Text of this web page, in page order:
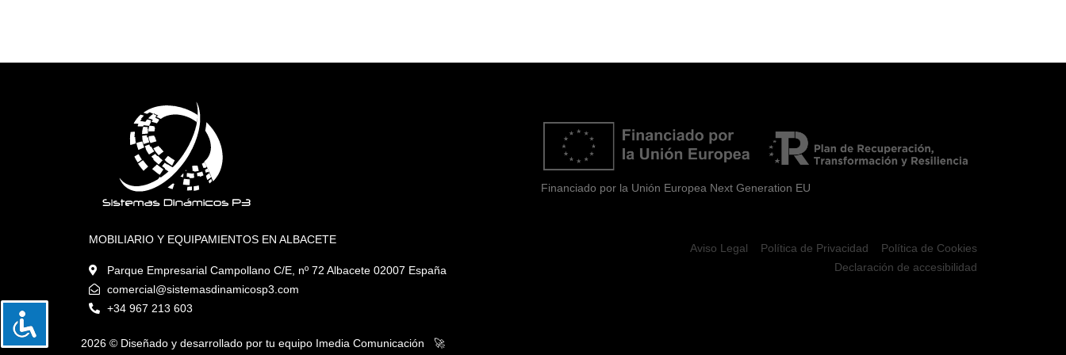
MOBILIARIO Y EQUIPAMIENTOS EN ALBACETE
Parque Empresarial Campollano C/E, nº 72 Albacete 02007 España
comercial@sistemasdinamicosp3.com
+34 967 213 603
Financiado por la Unión Europea Next Generation EU
Aviso Legal Política de Privacidad
Política de Cookies
Declaración de accesibilidad
2026 ©️ Diseñado y desarrollado por tu equipo Imedia Comunicación 🚀